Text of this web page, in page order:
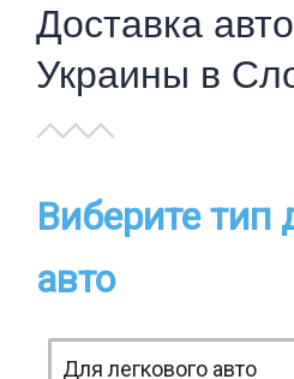
Доставка
Украины в
Виберите тип
авто